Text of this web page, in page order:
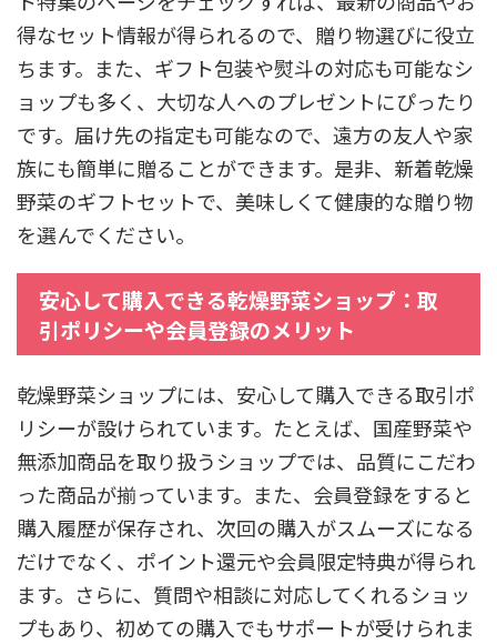
得なセット情報が得られるので、贈り物選びに役立
ちます。また、ギフト包装や熨斗の対応も可能なシ
ョップも多く、大切な人へのプレゼントにぴったり
です。届け先の指定も可能なので、遠方の友人や家
族にも簡単に贈ることができます。是非、新着乾燥
野菜のギフトセットで、美味しくて健康的な贈り物
を選んでください。
安心して購入できる乾燥野菜ショップ：取
引ポリシーや会員登録のメリット
乾燥野菜ショップには、安心して購入できる取引ポ
リシーが設けられています。たとえば、国産野菜や
無添加商品を取り扱うショップでは、品質にこだわ
った商品が揃っています。また、会員登録をすると
購入履歴が保存され、次回の購入がスムーズになる
だけでなく、ポイント還元や会員限定特典が得られ
ます。さらに、質問や相談に対応してくれるショッ
プもあり、初めての購入でもサポートが受けられま